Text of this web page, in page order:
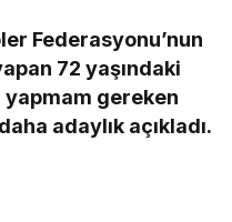
Federasyonu’nun
72 yaşındaki
yapmam gereken
adaylık açıkladı.